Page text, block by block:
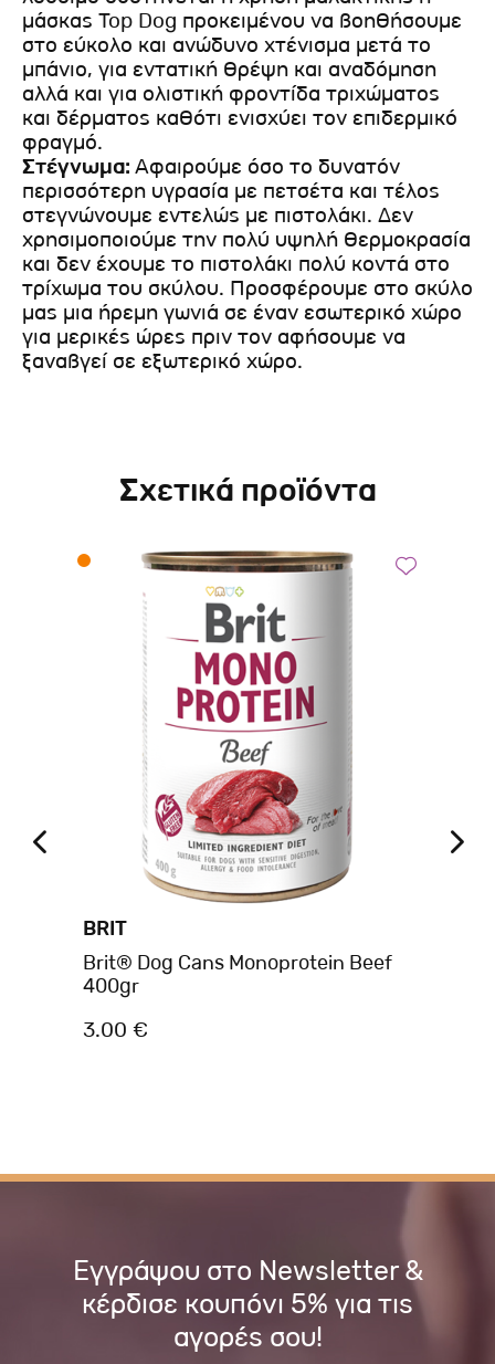
μάσκας Top Dog προκειμένου να βοηθήσουμε
στο εύκολο και ανώδυνο χτένισμα μετά το
μπάνιο, για εντατική θρέψη και αναδόμηση
αλλά και για ολιστική φροντίδα τριχώματος
και δέρματος καθότι ενισχύει τον επιδερμικό
φραγμό.
Στέγνωμα: Αφαιρούμε όσο το δυνατόν
περισσότερη υγρασία με πετσέτα και τέλος
στεγνώνουμε εντελώς με πιστολάκι. Δεν
χρησιμοποιούμε την πολύ υψηλή θερμοκρασία
και δεν έχουμε το πιστολάκι πολύ κοντά στο
τρίχωμα του σκύλου. Προσφέρουμε στο σκύλο
μας μια ήρεμη γωνιά σε έναν εσωτερικό χώρο
για μερικές ώρες πριν τον αφήσουμε να
ξαναβγεί σε εξωτερικό χώρο.
Σχετικά προϊόντα
BRIT
Brit® Dog Cans Monoprotein Beef
400gr
3.00 €
Εγγράψου στο Newsletter &
κέρδισε κουπόνι 5% για τις
αγορές σου!